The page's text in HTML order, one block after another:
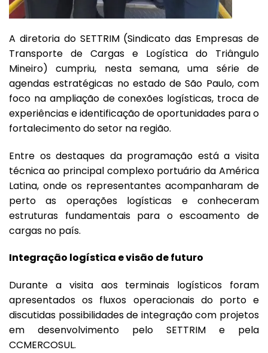
A diretoria do SETTRIM (Sindicato das Empresas de
Transporte de Cargas e Logística do Triângulo
Mineiro) cumpriu, nesta semana, uma série de
agendas estratégicas no estado de São Paulo, com
foco na ampliação de conexões logísticas, troca de
experiências e identificação de oportunidades para o
fortalecimento do setor na região.
Entre os destaques da programação está a visita
técnica ao principal complexo portuário da América
Latina, onde os representantes acompanharam de
perto as operações logísticas e conheceram
estruturas fundamentais para o escoamento de
cargas no país.
Integração logística e visão de futuro
Durante a visita aos terminais logísticos foram
apresentados os fluxos operacionais do porto e
discutidas possibilidades de integração com projetos
em desenvolvimento pelo SETTRIM e pela
CCMERCOSUL.